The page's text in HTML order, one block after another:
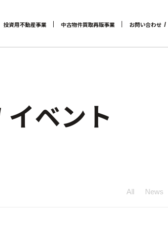
投資用不動産事業 中古物件買取再販事業 お問い合わせ /
イベント
All News